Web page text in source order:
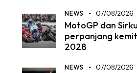
NEWS 07/08/2026
MotoGP dan
perpanjang
2028
NEWS 07/08/2026